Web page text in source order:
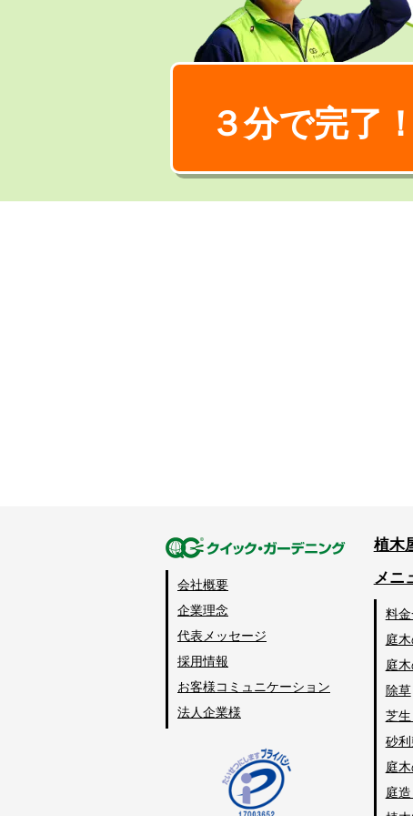
３分で完了！
会社概要
企業理念
代表メッセージ
採用情報
お客様コミュニケーション
法人企業様
植木
メニ
料
庭
庭
除草
芝生
砂利
庭
庭造